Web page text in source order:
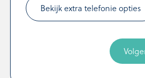
Bekijk extra telefonie opties